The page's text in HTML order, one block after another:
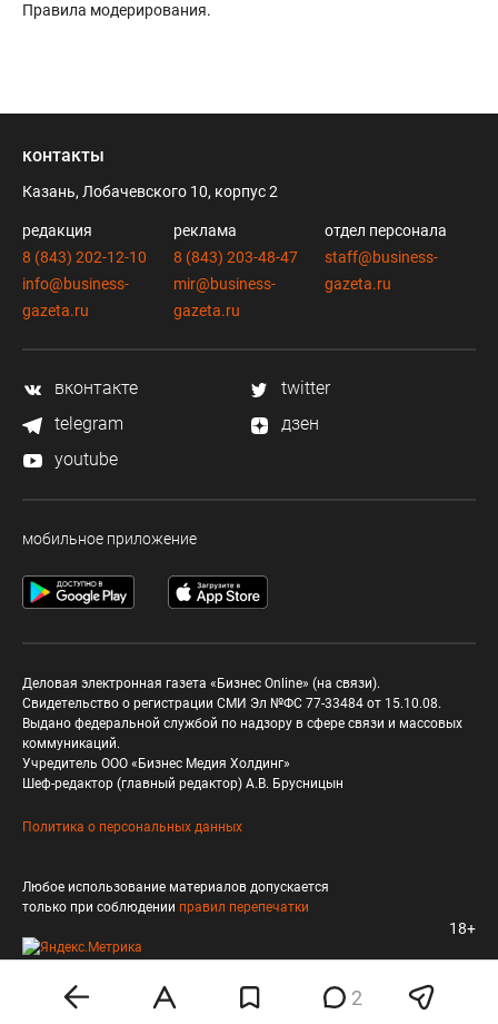
Правила модерирования.
2
контакты
Казань, Лобачевского 10, корпус 2
редакция
8 (843) 202-12-10
info@business-
gazeta.ru
реклама
8 (843) 203-48-47
mir@business-
gazeta.ru
отдел персонала
staff@business-
gazeta.ru
вконтакте
twitter
telegram
дзен
youtube
мобильное приложение
Деловая электронная газета «Бизнес Online» (на связи).
Свидетельство о регистрации СМИ Эл №ФС 77-33484 от 15.10.08.
Выдано федеральной службой по надзору в сфере связи и массовых
коммуникаций.
Учредитель ООО «Бизнес Медия Холдинг»
Шеф-редактор (главный редактор) А.В. Брусницын
Политика о персональных данных
Любое использование материалов допускается
только при соблюдении правил перепечатки
18+